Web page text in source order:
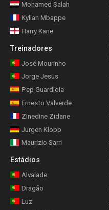
Mohamed Salah
Kylian Mbappe
Harry Kane
Treinadores
José Mourinho
Jorge Jesus
Pep Guardiola
Ernesto Valverde
Zinedine Zidane
Jurgen Klopp
Maurizio Sarri
Estádios
Alvalade
Dragão
Luz